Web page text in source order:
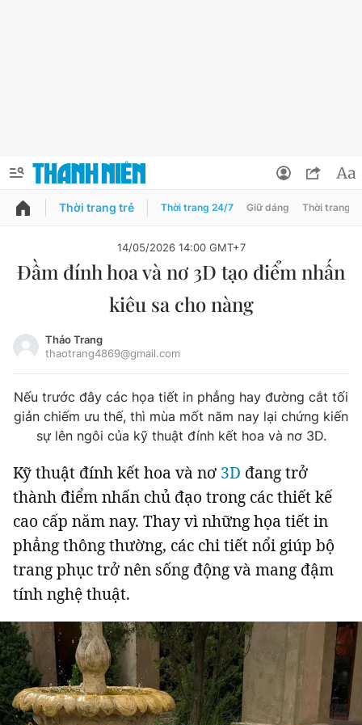
PODCAST QUẢNG CÁO
Chuyên mục khác
Chào ngày mới Tin 24h
Tin thị trường Tin 360
Video Podcasts
Magazine
Sản phẩm khác
Tiện ích Bạn cần biết
Thông tin tòa soạn Liên hệ quảng cáo
Thông tin tài khoản
Đổi mật khẩu
Tin đã lưu
Đăng xuất
Thời trang trẻ Thời trang 24/7 Giữ dáng Thời trang
14/05/2026 14:00 GMT+7
Đầm đính hoa và nơ 3D tạo điểm nhấn
kiêu sa cho nàng
Thảo Trang
thaotrang4869@gmail.com
Nếu trước đây các họa tiết in phẳng hay đường cắt tối
giản chiếm ưu thế, thì mùa mốt năm nay lại chứng kiến
sự lên ngôi của kỹ thuật đính kết hoa và nơ 3D.
Kỹ thuật đính kết hoa và nơ 3D đang trở
thành điểm nhấn chủ đạo trong các thiết kế
cao cấp năm nay. Thay vì những họa tiết in
phẳng thông thường, các chi tiết nổi giúp bộ
trang phục trở nên sống động và mang đậm
tính nghệ thuật.